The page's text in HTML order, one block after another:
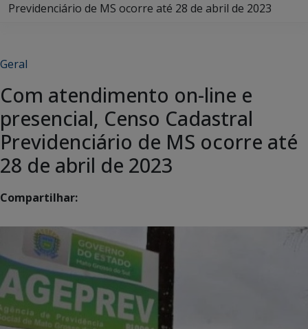
Previdenciário de MS ocorre até 28 de abril de 2023
Geral
Com atendimento on-line e
presencial, Censo Cadastral
Previdenciário de MS ocorre até
28 de abril de 2023
Compartilhar: